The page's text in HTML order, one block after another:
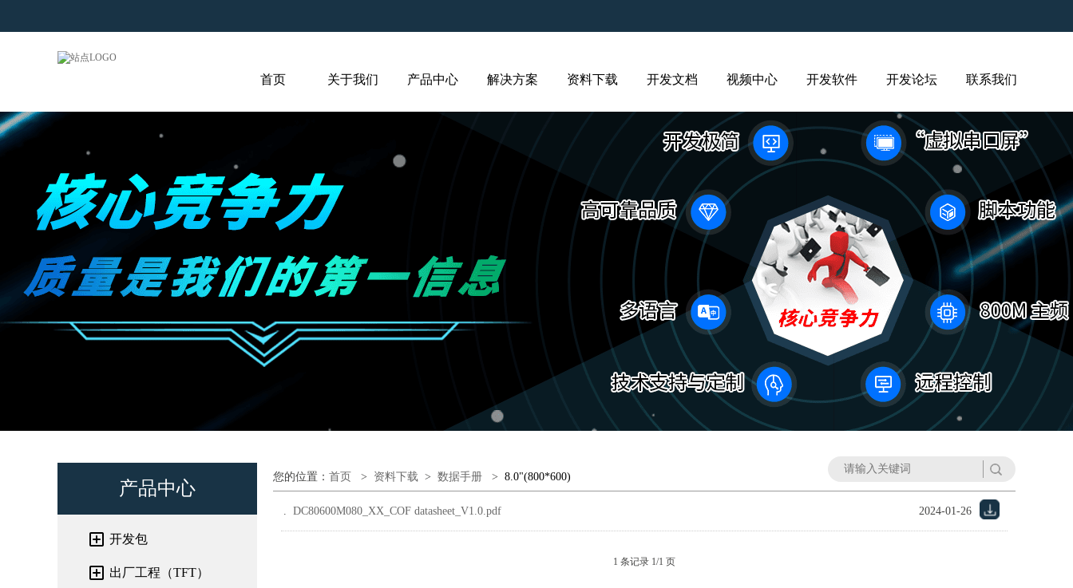
首页 关于我们 产品中心 解决方案 资料下载 开发文档 视频中心 开发软件 开发论坛 联系我们
产品中心
开发包
出厂工程（TFT）
您的位置： 首页 > 资料下载 > 数据手册 > 8.0"(800*600)
2024-01-26
DC80600M080_XX_COF datasheet_V1.0.pdf
1 条记录 1/1 页